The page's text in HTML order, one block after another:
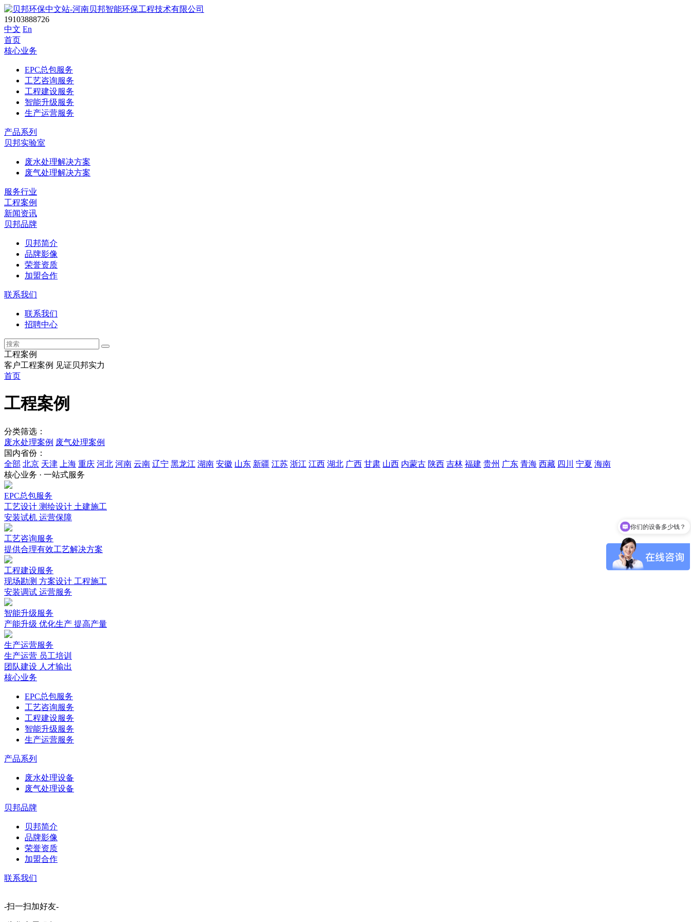
19103888726
中文 En
首页
核心业务
EPC总包服务
工艺咨询服务
工程建设服务
智能升级服务
生产运营服务
产品系列
贝邦实验室
废水处理解决方案
废气处理解决方案
服务行业
工程案例
新闻资讯
贝邦品牌
贝邦简介
品牌影像
荣誉资质
加盟合作
联系我们
联系我们
招聘中心
工程案例
客户工程案例 见证贝邦实力
首页
工程案例
分类筛选：
废水处理案例 废气处理案例
国内省份：
全部 北京 天津 上海 重庆 河北 河南 云南 辽宁 黑龙江 湖南 安徽 山东 新疆 江苏 浙江 江西 湖北 广西 甘肃 山西 内蒙古 陕西 吉林 福建 贵州 广东 青海 西藏 四川 宁夏 海南
核心业务 · 一站式服务
EPC总包服务
工艺设计 测绘设计 土建施工
安装试机 运营保障
工艺咨询服务
提供合理有效工艺解决方案
工程建设服务
现场勘测 方案设计 工程施工
安装调试 运营服务
智能升级服务
产能升级 优化生产 提高产量
生产运营服务
生产运营 员工培训
团队建设 人才输出
核心业务
EPC总包服务
工艺咨询服务
工程建设服务
智能升级服务
生产运营服务
产品系列
废水处理设备
废气处理设备
贝邦品牌
贝邦简介
品牌影像
荣誉资质
加盟合作
联系我们
-扫一扫加好友-
你们的设备多少钱？